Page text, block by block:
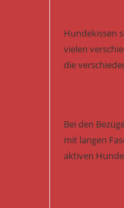
Hundekissen
vielen
die
Bei den
mit langen
aktiven